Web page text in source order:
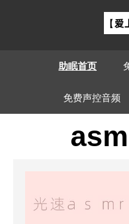
助眠首页
免费声控音频